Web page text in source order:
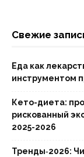
Свежие
Еда как
инструментом
Кето-диета:
рискованный
2025-2026
Тренды‑2026: